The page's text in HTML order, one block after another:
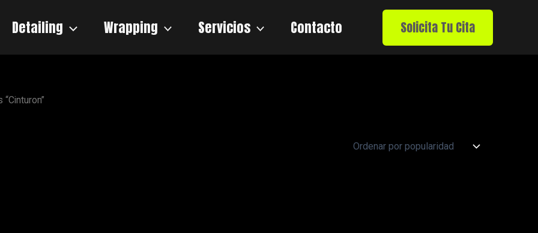
Detailing Wrapping Servicios Contacto Solicita Tu Cita